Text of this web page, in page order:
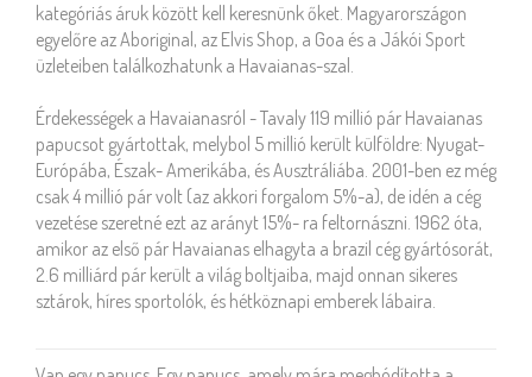
kategóriás áruk között kell keresnünk őket. Magyarországon
egyelőre az Aboriginal, az Elvis Shop, a Goa és a Jákói Sport
üzleteiben találkozhatunk a Havaianas-szal.
Érdekességek a Havaianasról - Tavaly 119 millió pár Havaianas
papucsot gyártottak, melybol 5 millió került külföldre: Nyugat-
Európába, Észak- Amerikába, és Ausztráliába. 2001-ben ez még
csak 4 millió pár volt (az akkori forgalom 5%-a), de idén a cég
vezetése szeretné ezt az arányt 15%- ra feltornászni. 1962 óta,
amikor az első pár Havaianas elhagyta a brazil cég gyártósorát,
2.6 milliárd pár került a világ boltjaiba, majd onnan sikeres
sztárok, híres sportolók, és hétköznapi emberek lábaira.